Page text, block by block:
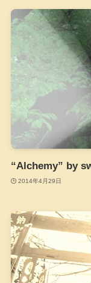
“Alchemy” by
2014年4月29日